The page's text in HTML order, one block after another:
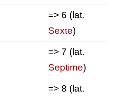
=> 6 (lat.
Sexte)
=> 7 (lat.
Septime)
=> 8 (lat.